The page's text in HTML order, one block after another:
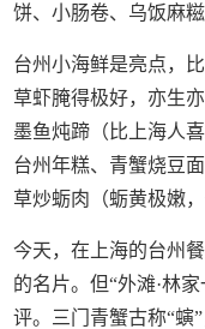
饼、小肠卷、乌饭麻
台州小海鲜是亮点，
草虾腌得极好，亦生
墨鱼炖蹄（比上海人
台州年糕、青蟹烧豆
草炒蛎肉（蛎黄极嫩
今天，在上海的台州
的名片。但“外滩·林
评。三门青蟹古称“螾